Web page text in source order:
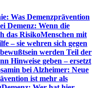
Was Demenzprävention
Demenz: Wenn die
das RisikoMenschen mit
– sie wehren sich gegen
werden Teil der
Hinweise geben – ersetzt
bei Alzheimer: Neue
ist mehr als